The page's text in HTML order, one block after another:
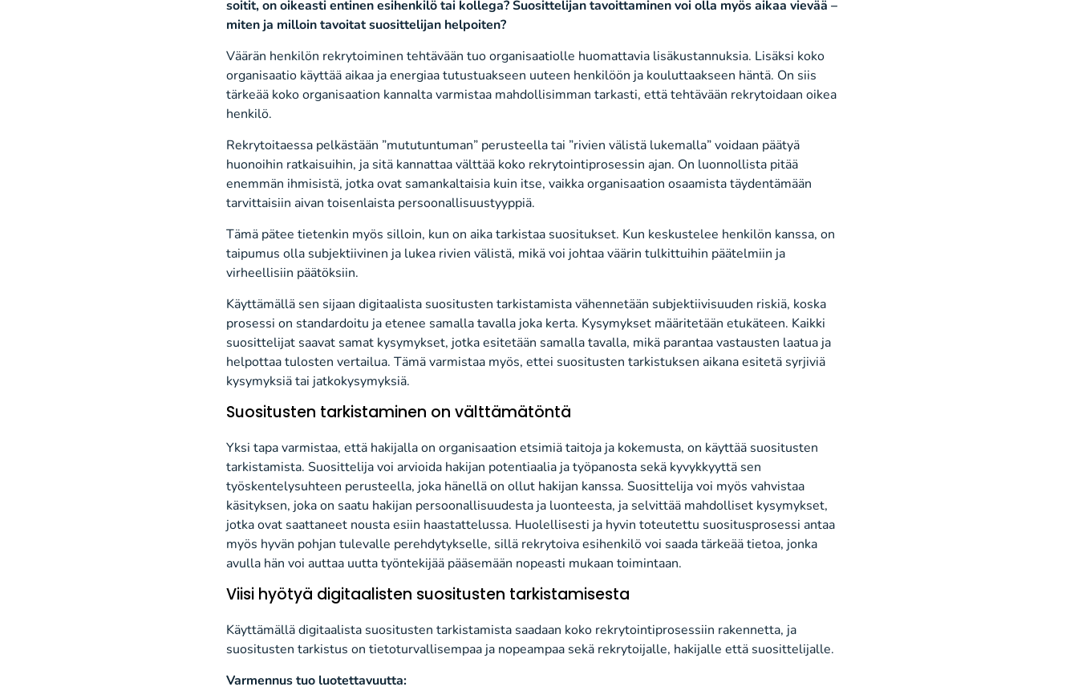
soitit, on oikeasti entinen esihenkilö tai kollega? Suosittelijan tavoittaminen voi olla myös aikaa vievää –
miten ja milloin tavoitat suosittelijan helpoiten?
Väärän henkilön rekrytoiminen tehtävään tuo organisaatiolle huomattavia lisäkustannuksia. Lisäksi koko
organisaatio käyttää aikaa ja energiaa tutustuakseen uuteen henkilöön ja kouluttaakseen häntä. On siis
tärkeää koko organisaation kannalta varmistaa mahdollisimman tarkasti, että tehtävään rekrytoidaan oikea
henkilö.
Rekrytoitaessa pelkästään ”mututuntuman” perusteella tai ”rivien välistä lukemalla” voidaan päätyä
huonoihin ratkaisuihin, ja sitä kannattaa välttää koko rekrytointiprosessin ajan. On luonnollista pitää
enemmän ihmisistä, jotka ovat samankaltaisia kuin itse, vaikka organisaation osaamista täydentämään
tarvittaisiin aivan toisenlaista persoonallisuustyyppiä.
Tämä pätee tietenkin myös silloin, kun on aika tarkistaa suositukset. Kun keskustelee henkilön kanssa, on
taipumus olla subjektiivinen ja lukea rivien välistä, mikä voi johtaa väärin tulkittuihin päätelmiin ja
virheellisiin päätöksiin.
Käyttämällä sen sijaan digitaalista suositusten tarkistamista vähennetään subjektiivisuuden riskiä, koska
prosessi on standardoitu ja etenee samalla tavalla joka kerta. Kysymykset määritetään etukäteen. Kaikki
suosittelijat saavat samat kysymykset, jotka esitetään samalla tavalla, mikä parantaa vastausten laatua ja
helpottaa tulosten vertailua. Tämä varmistaa myös, ettei suositusten tarkistuksen aikana esitetä syrjiviä
kysymyksiä tai jatkokysymyksiä.
Suositusten tarkistaminen on välttämätöntä
Yksi tapa varmistaa, että hakijalla on organisaation etsimiä taitoja ja kokemusta, on käyttää suositusten
tarkistamista. Suosittelija voi arvioida hakijan potentiaalia ja työpanosta sekä kyvykkyyttä sen
työskentelysuhteen perusteella, joka hänellä on ollut hakijan kanssa. Suosittelija voi myös vahvistaa
käsityksen, joka on saatu hakijan persoonallisuudesta ja luonteesta, ja selvittää mahdolliset kysymykset,
jotka ovat saattaneet nousta esiin haastattelussa. Huolellisesti ja hyvin toteutettu suositusprosessi antaa
myös hyvän pohjan tulevalle perehdytykselle, sillä rekrytoiva esihenkilö voi saada tärkeää tietoa, jonka
avulla hän voi auttaa uutta työntekijää pääsemään nopeasti mukaan toimintaan.
Viisi hyötyä digitaalisten suositusten tarkistamisesta
Käyttämällä digitaalista suositusten tarkistamista saadaan koko rekrytointiprosessiin rakennetta, ja
suositusten tarkistus on tietoturvallisempaa ja nopeampaa sekä rekrytoijalle, hakijalle että suosittelijalle.
Varmennus tuo luotettavuutta: